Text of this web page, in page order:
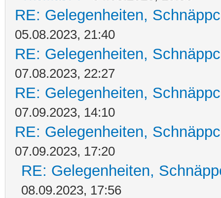
RE: Gelegenheiten,
05.08.2023, 21:40
RE: Gelegenheiten,
07.08.2023, 22:27
RE: Gelegenheiten,
07.09.2023, 14:10
RE: Gelegenheiten,
07.09.2023, 17:20
RE: Gelegenheiten,
08.09.2023, 17:56